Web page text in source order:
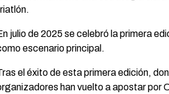
julio de 2025 se celebró la primera
escenario principal.
el éxito de esta primera edición,
han vuelto a apostar por